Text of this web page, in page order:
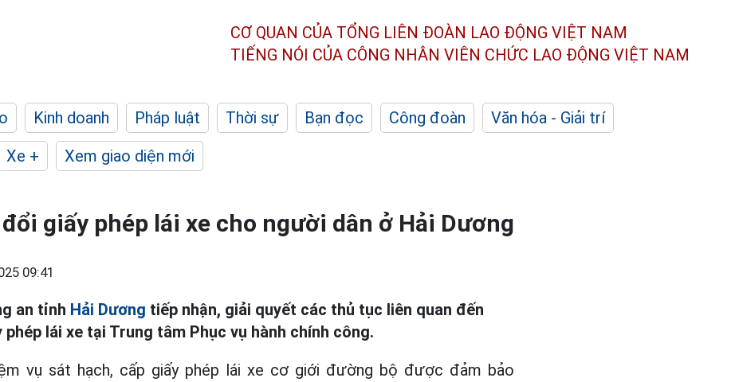
CƠ QUAN CỦA TỔNG LIÊN ĐOÀN LAO ĐỘNG VIỆT NAM
TIẾNG NÓI CỦA CÔNG NHÂN VIÊN CHỨC LAO ĐỘNG VIỆT NAM
Kinh doanh Pháp luật Thời sự Bạn đọc Công đoàn
Văn hóa - Giải trí
Xe + Xem giao diện mới
giấy phép lái xe cho người dân ở Hải Dương
09:41
an tỉnh Hải Dương tiếp nhận, giải quyết các thủ tục liên quan đến
lái xe tại Trung tâm Phục vụ hành chính công.
vụ sát hạch, cấp giấy phép lái xe cơ giới đường bộ được đảm bảo